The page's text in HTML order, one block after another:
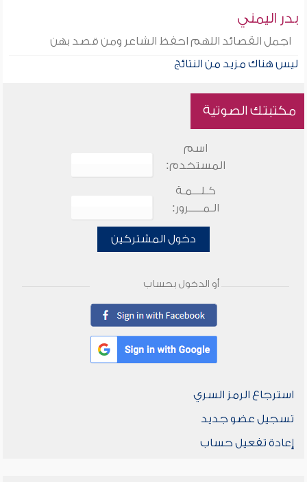
بدر اليمني
اجمل القصائد اللهم احفظ الشاعر ومن قصد بهن
ليس هناك مزيد من النتائج
مكتبتك الصوتية
اسم
المستخدم:
كـلـــمـة
الـمـــــرور:
دخول المشتركين
أو الدخول بحساب
استرجاع الرمز السري
تسجيل عضو جديد
إعادة تفعيل حساب